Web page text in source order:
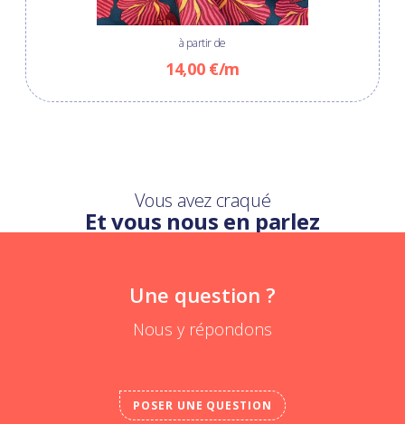
à partir de
14,00 €/m
Vous avez craqué
Et vous nous en parlez
Une question ?
Nous y répondons
POSER UNE QUESTION